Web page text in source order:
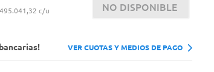
c/u NO DISPONIBLE
VER CUOTAS Y MEDIOS DE PAGO